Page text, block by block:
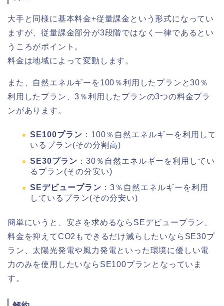
大手と同様に基本料金+従量課金という形式になってい
ますが、従量課金部分が3段階ではなく一律であるとい
うころがポイント。
料金は地域によって変動します。
また、自然エネルギーを100％利用したプランと30％
利用したプラン、3％利用したプランの3つの料金プラ
ンがあります。
SE100プラン ：100％自然エネルギーを利用して
いるプラン(その分割高)
SE30プラン ：30％自然エネルギーを利用してい
るプラン(その分安い)
SEデビュープラン ：3％自然エネルギーを利用
しているプラン(その分安い)
簡単にいうと、安さを求めるならSEデビュープラン、
料金を抑えてCO2もできるだけ減らしたいならSE30プ
ラン、太陽光発電や風力発電といった環境に優しい電
力のみを使用したいならSE100プランとなっていま
す。